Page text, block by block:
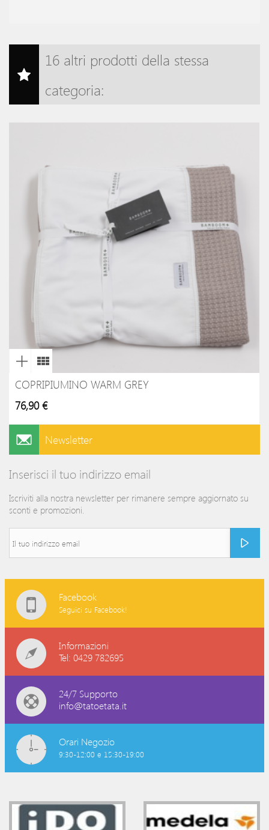
16 altri prodotti della stessa
categoria:
COPRIPIUMINO WARM GREY
76,90 €
Newsletter
Inserisci il tuo indirizzo email
Iscriviti alla nostra newsletter per rimanere sempre aggiornato su
sconti e promozioni.
Facebook
Seguici su Facebook!
Informazioni
Tel: 0429 782695
24/7 Supporto
info@tatoetata.it
Orari Negozio
9:30-12:00 e 15:30-19:00